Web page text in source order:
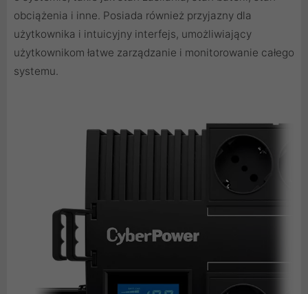
obciążenia i inne. Posiada również przyjazny dla
użytkownika i intuicyjny interfejs, umożliwiający
użytkownikom łatwe zarządzanie i monitorowanie całego
systemu.